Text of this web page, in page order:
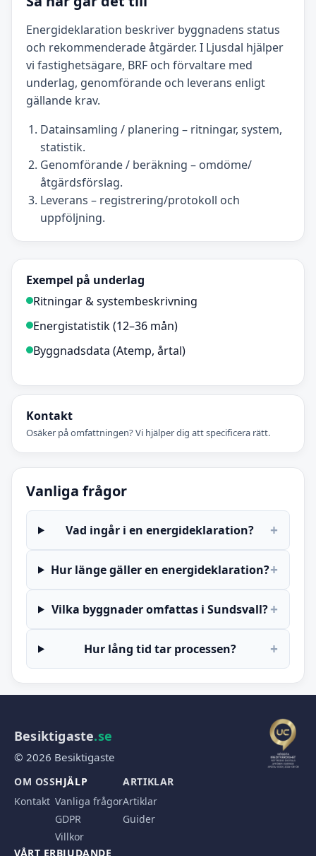
Energideklaration beskriver byggnadens status
och rekommenderade åtgärder. I Ljusdal hjälper
vi fastighetsägare, BRF och förvaltare med
underlag, genomförande och leverans enligt
gällande krav.
Datainsamling / planering – ritningar, system,
statistik.
Genomförande / beräkning – omdöme/
åtgärdsförslag.
Leverans – registrering/protokoll och
uppföljning.
Exempel på underlag
Ritningar & systembeskrivning
Energistatistik (12–36 mån)
Byggnadsdata (Atemp, årtal)
Kontakt
Osäker på omfattningen? Vi hjälper dig att specificera rätt.
Vanliga frågor
Vad ingår i en energideklaration? +
Hur länge gäller en energideklaration?+
Vilka byggnader omfattas i Sundsvall?+
Hur lång tid tar processen? +
Besiktigaste.se
© 2026 Besiktigaste
OM OSS
Kontakt
HJÄLP
Vanliga frågor
GDPR
Villkor
ARTIKLAR
Artiklar
Guider
VÅRT ERBJUDANDE